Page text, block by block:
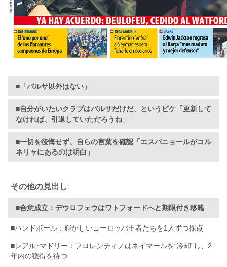
■「バルサ以外はない」
■自分がいたいクラブはバルサだけだ、というピケ「更新して
なければ、引退していただろうね」
■一切を後悔せず、自らの言葉を確認「エスパニョールがコル
ネリャにあるのは明白」
その他の見出し
■合意成立：デウロフェウはワトフォードへと期限付き移籍
■ハンドボール：輝かしいヨーロッパ王者たちを1人ずつ採点
■レアル･マドリー：フロレンティノはネイマールを“冷却”し、2
年内の獲得を待つ